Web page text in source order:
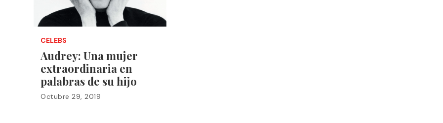
CELEBS
Audrey: Una mujer
extraordinaria en
palabras de su hijo
Octubre 29, 2019